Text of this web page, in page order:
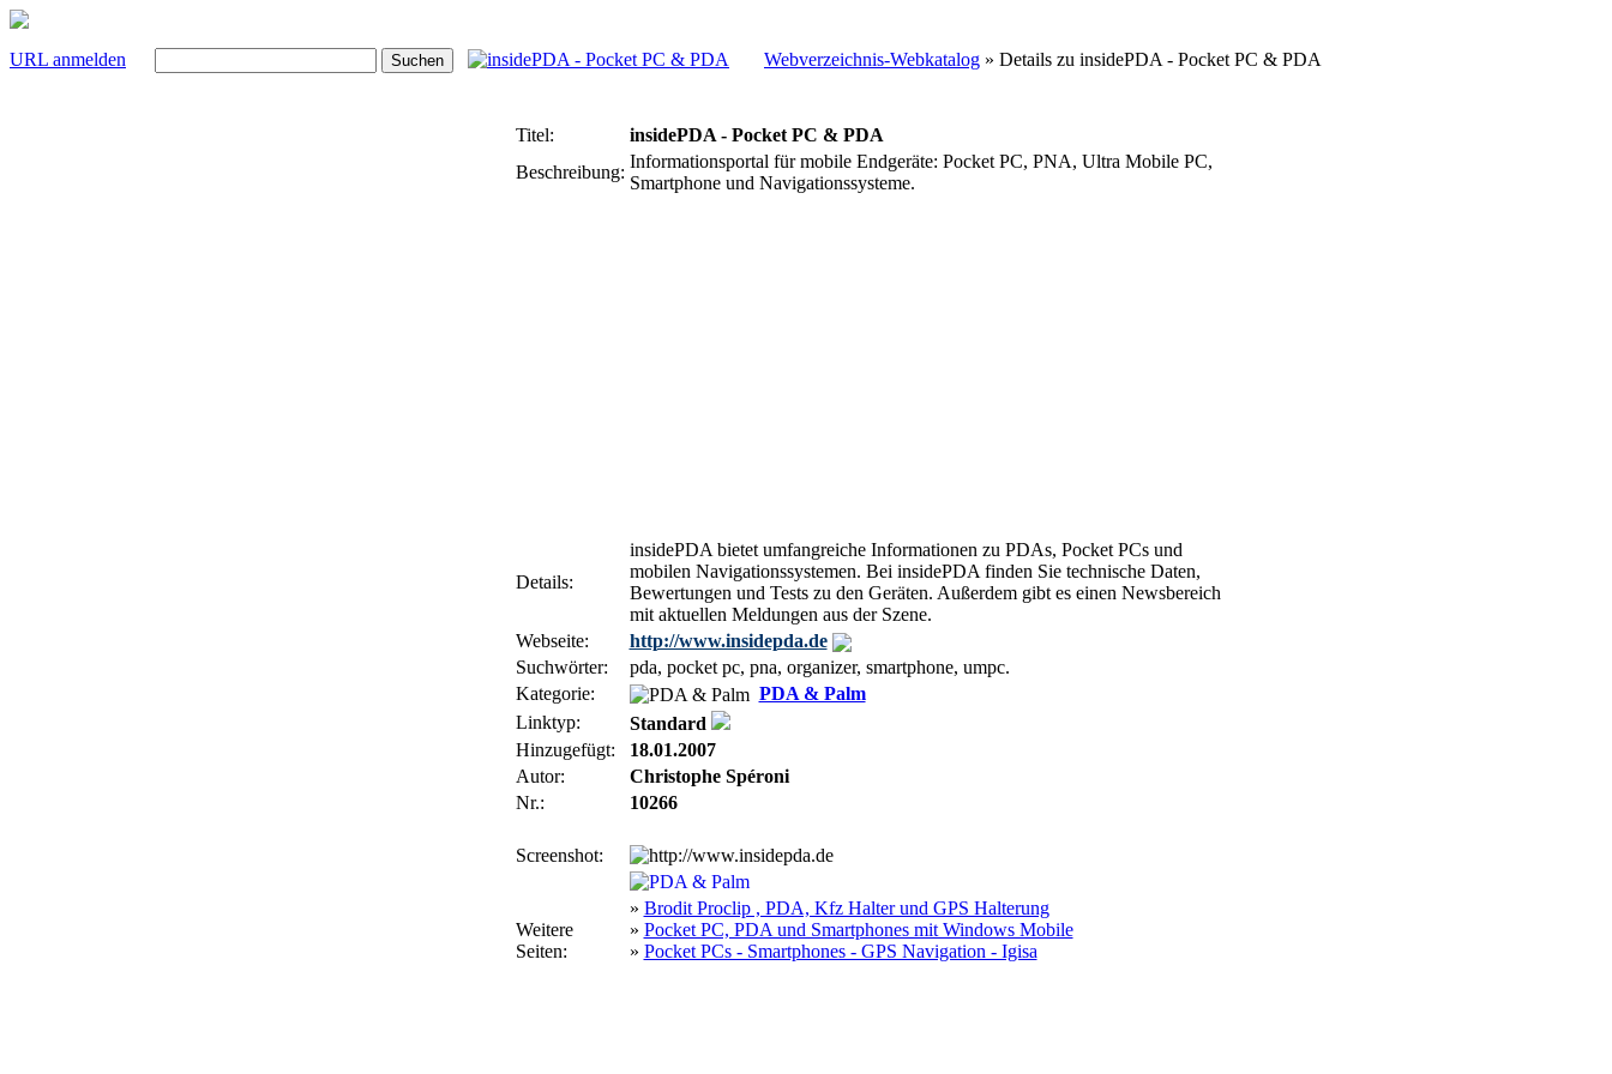
URL anmelden Webverzeichnis-Webkatalog » Details zu insidePDA - Pocket PC & PDA
Titel:
insidePDA - Pocket PC & PDA
Beschreibung:
Informationsportal für mobile Endgeräte: Pocket PC, PNA, Ultra Mobile PC,
Smartphone und Navigationssysteme.
Details:
insidePDA bietet umfangreiche Informationen zu PDAs, Pocket PCs und
mobilen Navigationssystemen. Bei insidePDA finden Sie technische Daten,
Bewertungen und Tests zu den Geräten. Außerdem gibt es einen Newsbereich
mit aktuellen Meldungen aus der Szene.
Webseite:
http://www.insidepda.de
Suchwörter:
pda, pocket pc, pna, organizer, smartphone, umpc.
Kategorie:
PDA & Palm
Linktyp:
Standard
Hinzugefügt:
18.01.2007
Autor:
Christophe Spéroni
Nr.:
10266
Screenshot:
Weitere
Seiten:
» Brodit Proclip , PDA, Kfz Halter und GPS Halterung
» Pocket PC, PDA und Smartphones mit Windows Mobile
» Pocket PCs - Smartphones - GPS Navigation - Igisa